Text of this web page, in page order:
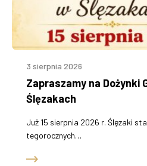
3 sierpnia 2026
Zapraszamy na Dożynki
Ślęzakach
Już 15 sierpnia 2026 r. Ślęzaki
tegorocznych…